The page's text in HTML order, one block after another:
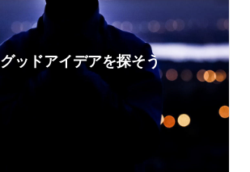
グッドアイデアを探そう